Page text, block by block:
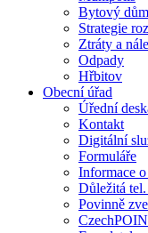
Bytový
Strategie
Ztráty a
Odpady
Hřbitov
Obecní úřad
Úřední
Kontakt
Digitální
Formuláře
Informace
Důležitá tel.
Povinně